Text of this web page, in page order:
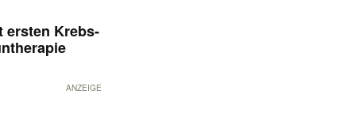
ersten Krebs-
ANZEIGE